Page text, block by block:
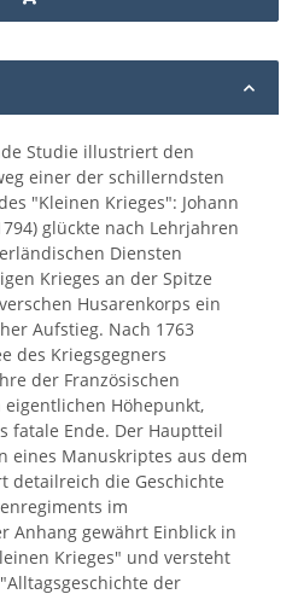
Studie illustriert den
einer der schillerndsten
"Kleinen Krieges": Johann
glückte nach Lehrjahren
Diensten
Krieges an der Spitze
Husarenkorps ein
Aufstieg. Nach 1763
des Kriegsgegners
der Französischen
Höhepunkt,
fatale Ende. Der Hauptteil
eines Manuskriptes aus dem
detailreich die Geschichte
im
Anhang gewährt Einblick in
Krieges" und versteht
der